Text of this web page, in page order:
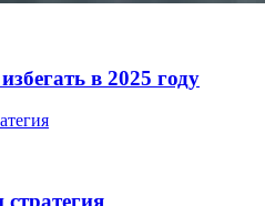
в 2025 году